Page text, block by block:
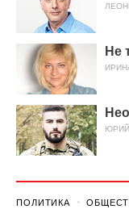
Не
ПОЛИТИКА